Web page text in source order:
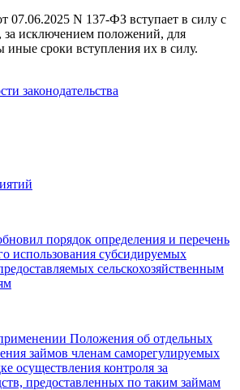
07.06.2025 N 137-ФЗ вступает в силу с
за исключением положений, для
иные сроки вступления их в силу.
законодательства
порядок определения и перечень
использования субсидируемых
сельскохозяйственным
Положения об отдельных
займов членам саморегулируемых
осуществления контроля за
предоставленных по таким займам